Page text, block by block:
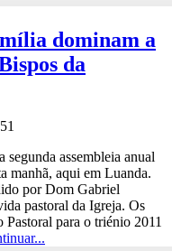
dominam a
da
assembleia anual
manhã, aqui em Luanda.
por Dom Gabriel
pastoral da Igreja. Os
Pastoral para o triénio 2011